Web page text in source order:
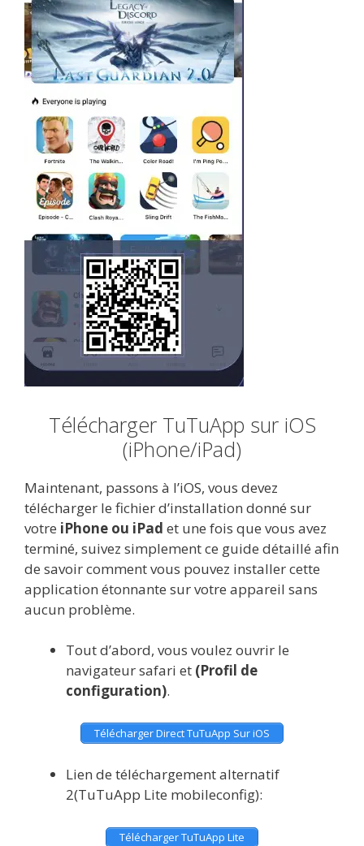
Télécharger TuTuApp sur iOS
(iPhone/iPad)
Maintenant, passons à l’iOS, vous devez
télécharger le fichier d’installation donné sur
votre iPhone ou iPad et une fois que vous avez
terminé, suivez simplement ce guide détaillé afin
de savoir comment vous pouvez installer cette
application étonnante sur votre appareil sans
aucun problème.
Tout d’abord, vous voulez ouvrir le
navigateur safari et (Profil de
configuration).
Télécharger Direct TuTuApp Sur iOS
Lien de téléchargement alternatif
2(TuTuApp Lite mobileconfig):
Télécharger TuTuApp Lite